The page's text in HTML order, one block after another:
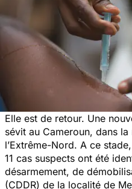
Elle est de retour. Une
sévit au Cameroun, dans
l’Extrême-Nord. A ce
11 cas suspects ont été
désarmement, de
(CDDR) de la localité de